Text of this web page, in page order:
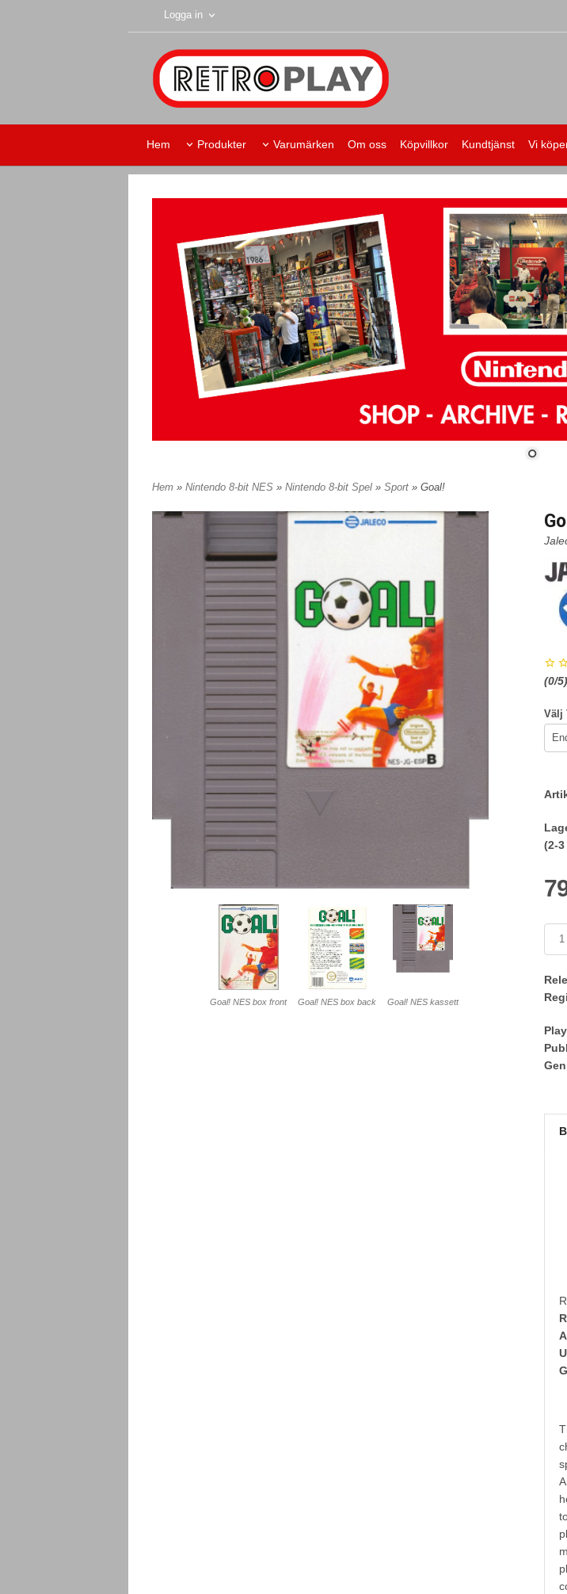
Logga in
Hem Produkter Varumärken Om oss Köpvillkor Kundtjänst Vi
Hem » Nintendo 8-bit NES » Nintendo 8-bit Spel » Sport » Goal!
Goal! NES box front Goal! NES box back Goal! NES kassett
(0/5)
Välj
(2-
R